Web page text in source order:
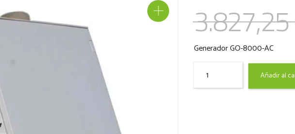
3.827,25
Generador GO-8000-AC
Añadir al